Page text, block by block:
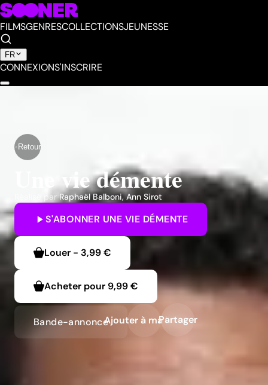
FILMSGENRESCOLLECTIONSJEUNESSE
FR
CONNEXIONS'INSCRIRE
Retour
Une vie démente
Réalisé par Raphaël Balboni,Ann Sirot
S'ABONNER UNE VIE DÉMENTE
Louer - 3,99 €
Acheter pour 9,99 €
Bande-annonceAjouter à ma liste
Partager